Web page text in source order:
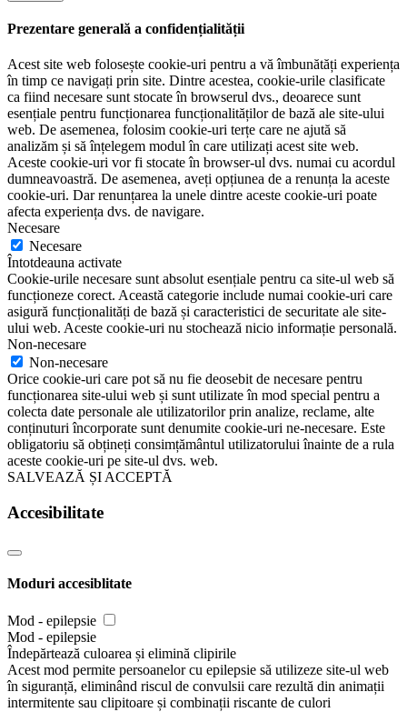
Prezentare generală a confidențialității
Acest site web folosește cookie-uri pentru a vă îmbunătăți experiența
în timp ce navigați prin site. Dintre acestea, cookie-urile clasificate
ca fiind necesare sunt stocate în browserul dvs., deoarece sunt
esențiale pentru funcționarea funcționalităților de bază ale site-ului
web. De asemenea, folosim cookie-uri terțe care ne ajută să
analizăm și să înțelegem modul în care utilizați acest site web.
Aceste cookie-uri vor fi stocate în browser-ul dvs. numai cu acordul
dumneavoastră. De asemenea, aveți opțiunea de a renunța la aceste
cookie-uri. Dar renunțarea la unele dintre aceste cookie-uri poate
afecta experiența dvs. de navigare.
Necesare
Necesare
Întotdeauna activate
Cookie-urile necesare sunt absolut esențiale pentru ca site-ul web să
funcționeze corect. Această categorie include numai cookie-uri care
asigură funcționalități de bază și caracteristici de securitate ale site-
ului web. Aceste cookie-uri nu stochează nicio informație personală.
Non-necesare
Non-necesare
Orice cookie-uri care pot să nu fie deosebit de necesare pentru
funcționarea site-ului web și sunt utilizate în mod special pentru a
colecta date personale ale utilizatorilor prin analize, reclame, alte
conținuturi încorporate sunt denumite cookie-uri ne-necesare. Este
obligatoriu să obțineți consimțământul utilizatorului înainte de a rula
aceste cookie-uri pe site-ul dvs. web.
SALVEAZĂ ȘI ACCEPTĂ
Accesibilitate
Moduri accesiblitate
Mod - epilepsie
Mod - epilepsie
Îndepărtează culoarea și elimină clipirile
Acest mod permite persoanelor cu epilepsie să utilizeze site-ul web
în siguranță, eliminând riscul de convulsii care rezultă din animații
intermitente sau clipitoare și combinații riscante de culori